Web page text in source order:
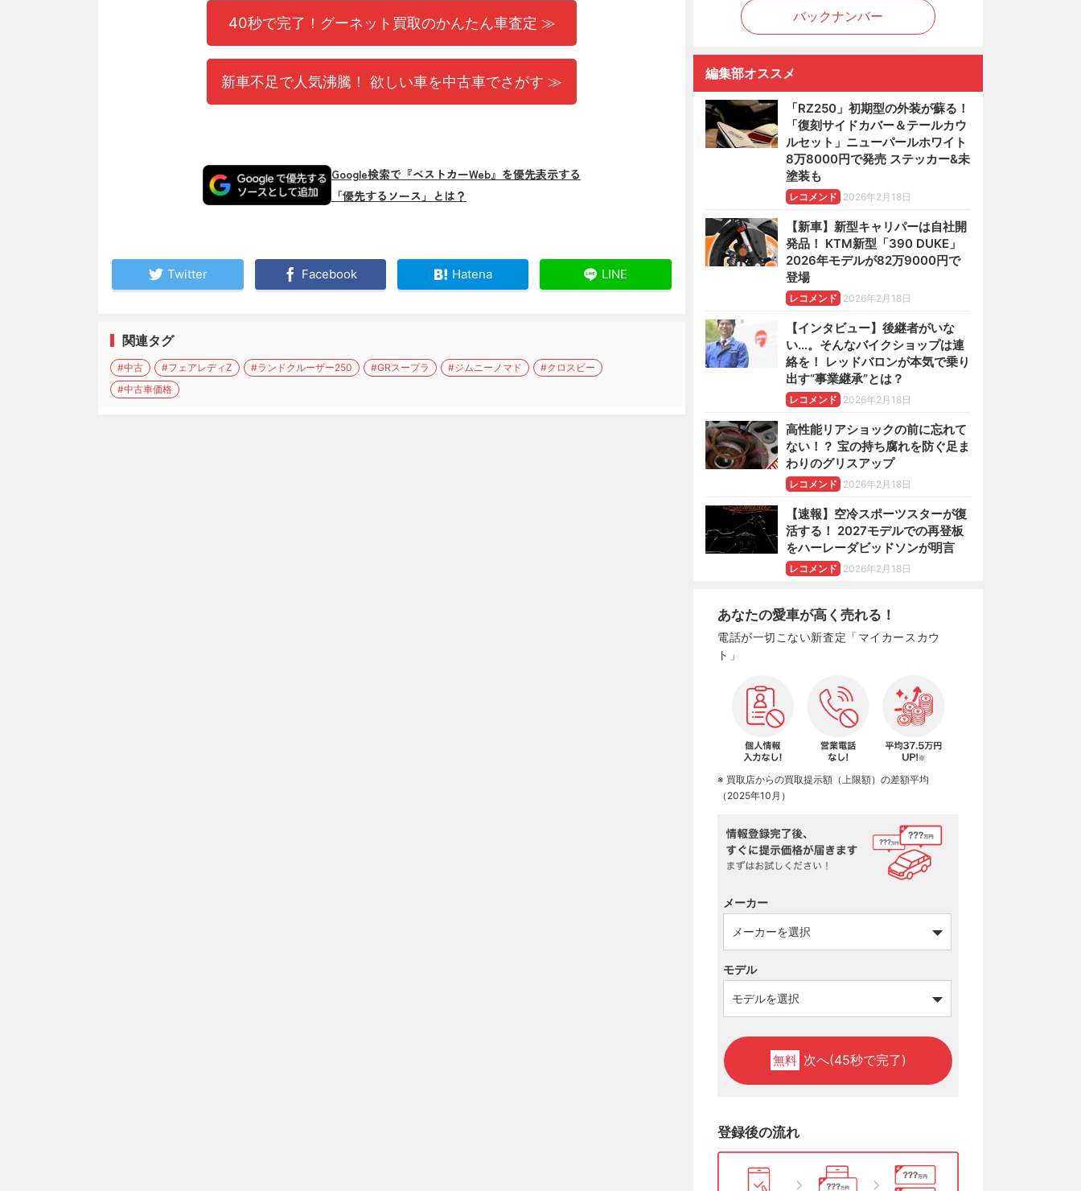
40秒で完了！グーネット買取のかんたん車査定 ≫
新車不足で人気沸騰！ 欲しい車を中古車でさがす ≫
Google検索で『ベストカーWeb』を優先表示する
「優先するソース」とは？
Twitter Facebook Hatena LINE
関連タグ
#中古 #フェアレディZ #ランドクルーザー250 #GRスープラ #ジムニーノマド
#クロスビー
#中古車価格
バックナンバー
編集部オススメ
「RZ250」初期型の外装が蘇る！
「復刻サイドカバー＆テールカウ
ルセット」ニューパールホワイト
8万8000円で発売 ステッカー&未
塗装も
レコメンド 2026年2月18日
【新車】新型キャリパーは自社開
発品！ KTM新型「390 DUKE」
2026年モデルが82万9000円で
登場
レコメンド 2026年2月18日
【インタビュー】後継者がいな
い…。そんなバイクショップは連
絡を！ レッドバロンが本気で乗り
出す“事業継承”とは？
レコメンド 2026年2月18日
高性能リアショックの前に忘れて
ない！？ 宝の持ち腐れを防ぐ足ま
わりのグリスアップ
レコメンド 2026年2月18日
【速報】空冷スポーツスターが復
活する！ 2027モデルでの再登板
をハーレーダビッドソンが明言
レコメンド 2026年2月18日
あなたの愛車が高く売れる！
電話が一切こない新査定「マイカースカウ
ト」
※ 買取店からの買取提示額（上限額）の差額平均
（2025年10月）
メーカー
モデル
無料 次へ(45秒で完了)
登録後の流れ